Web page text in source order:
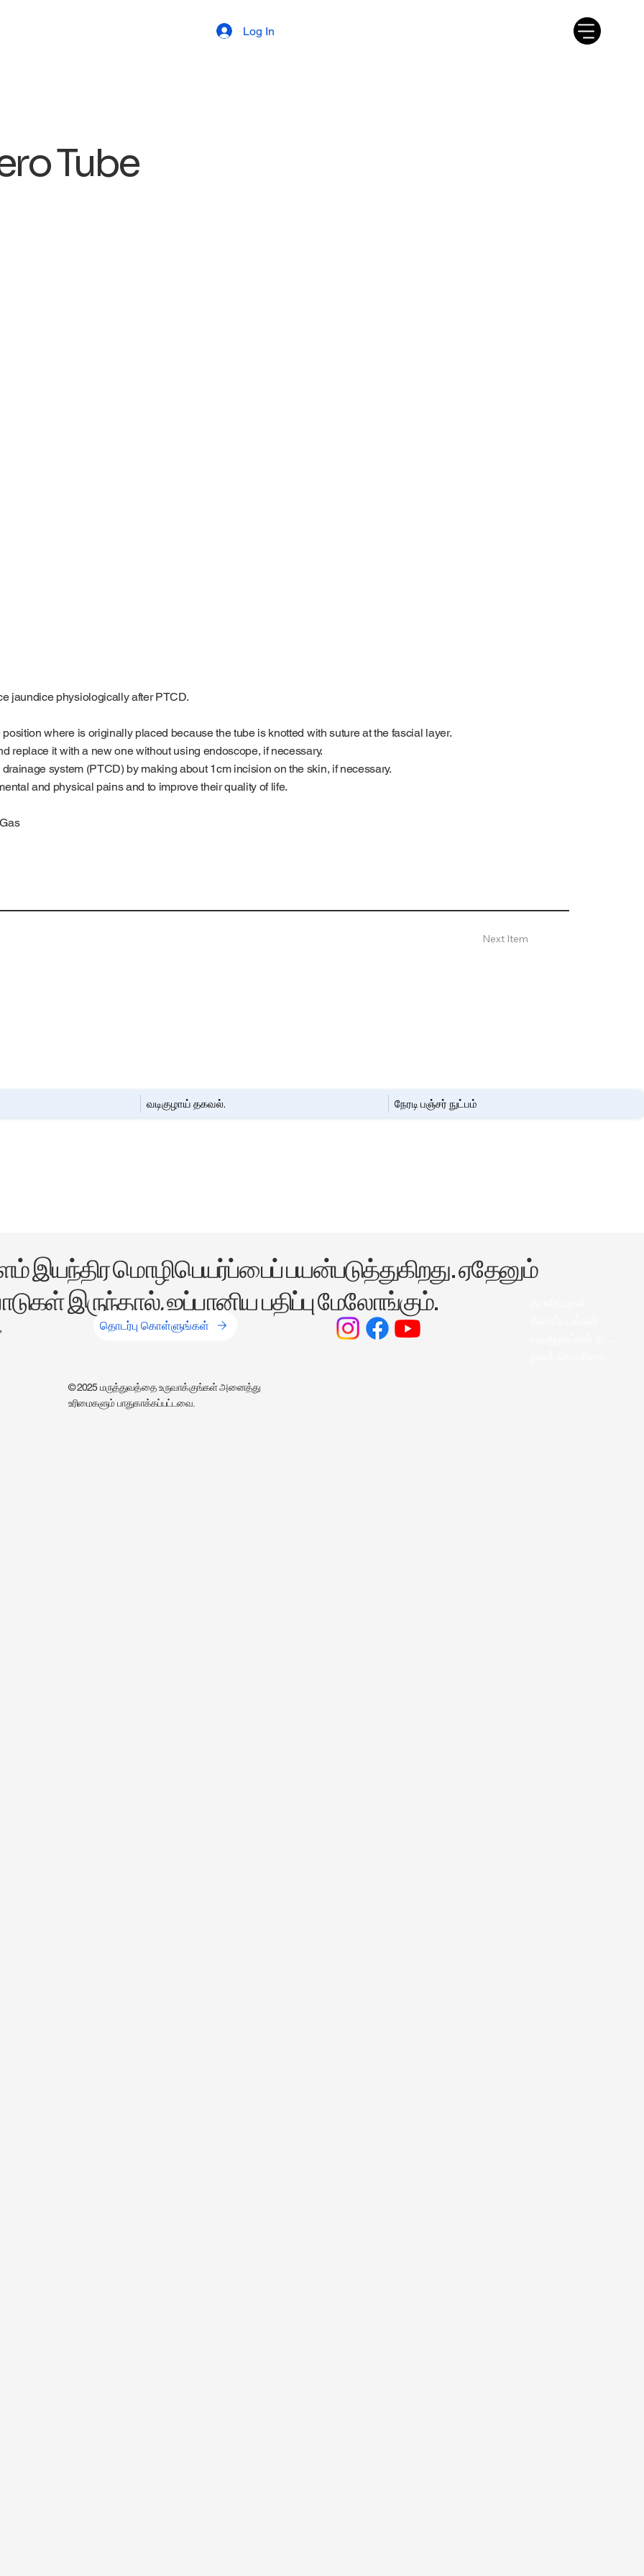
Log In
Tube
jaundice physiologically after PTCD.
where is originally placed because the tube is knotted with suture at the fascial layer.
replace it with a new one without using endoscope, if necessary.
system (PTCD) by making about 1cm incision on the skin, if necessary.
and physical pains and to improve their quality of life.
Next Item
வடிகுழாய் தகவல். நேரடி பஞ்சர் நுட்பம்
இயந்திர மொழிபெயர்ப்பைப் பயன்படுத்துகிறது. ஏதேனும்
இருந்தால், ஜப்பானிய பதிப்பு மேலோங்கும்.
© 2025 மருத்துவத்தை உருவாக்குங்கள் அனைத்து
உரிமைகளும் பாதுகாக்கப்பட்டவை.
தொடர்பு கொள்ளுங்கள்